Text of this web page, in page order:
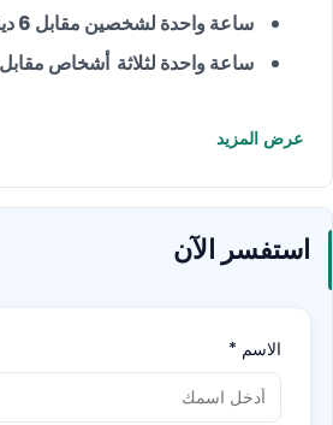
ساعة واحدة لشخصين مقابل 6 دينار بحريني.
ساعة واحدة لثلاثة أشخاص مقابل 7 دينار بحريني.
عرض المزيد
استفسر الآن
الاسم *